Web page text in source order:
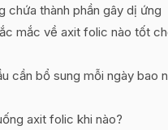
chứa thành phần gây dị ứng
mắc về axit folic nào tốt
cần bổ sung mỗi ngày bao
axit folic khi nào?